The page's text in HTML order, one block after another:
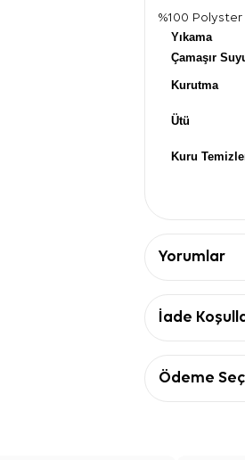
%100 Polyster
Yıkama
Çamaşır
Kurutma
Ütü
Kuru
Yorumlar
İade
Ödeme